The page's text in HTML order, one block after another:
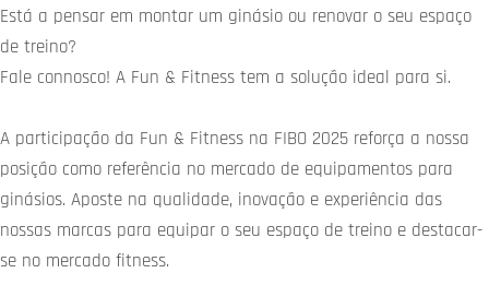
Está a pensar em montar um ginásio ou renovar o seu espaço
de treino?
Fale connosco! A Fun & Fitness tem a solução ideal para si.
A participação da Fun & Fitness na FIBO 2025 reforça a nossa
posição como referência no mercado de equipamentos para
ginásios. Aposte na qualidade, inovação e experiência das
nossas marcas para equipar o seu espaço de treino e destacar-
se no mercado fitness.